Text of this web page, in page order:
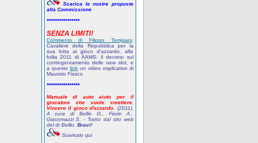
Scarica le nostre proposte
alla Commissione
****************
SENZA LIMITI!
Commento di Filippo Torrigiani,
Cavaliere della Repubblica per la
sua lotta al gioco d'azzardo, alla
follia 2011 di AAMS: il decreto sul
contingentamento delle new slot, e
a questo linkun video esplicativo di
Maurizio Fiasco
****************
Manuale di auto aiuto per il
giocatore che vuole smettere.
Vincere il gioco d'azzardo. (2011).
A cura di Bellio G., Fiorin A.,
Giacomazzi S. - Tratto dal sito web
del dr Bellio. Bravi!
Scaricalo qui